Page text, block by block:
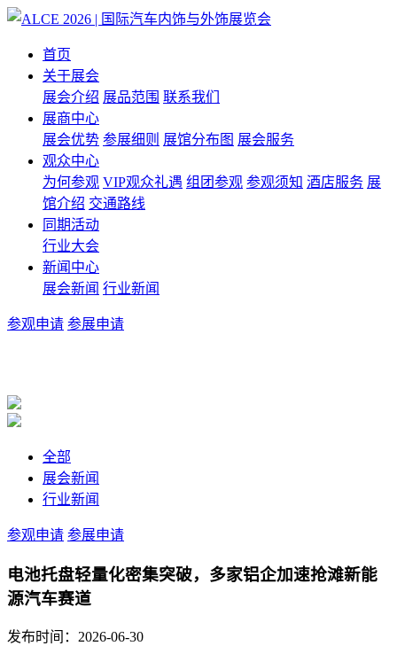
首页
关于展会
展会介绍 展品范围 联系我们
展商中心
展会优势 参展细则 展馆分布图 展会服务
观众中心
为何参观 VIP观众礼遇 组团参观 参观须知 酒店服务 展
馆介绍 交通路线
同期活动
行业大会
新闻中心
展会新闻 行业新闻
参观申请 参展申请
全部
展会新闻
行业新闻
参观申请 参展申请
电池托盘轻量化密集突破，多家铝企加速抢滩新能
源汽车赛道
发布时间：2026-06-30